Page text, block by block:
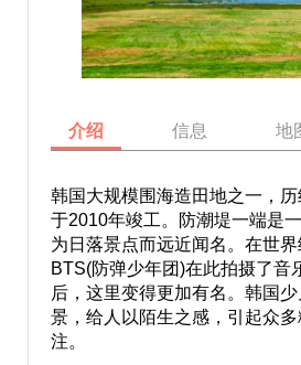
介绍 信息 地
韩国大规模围海造田地之一，历
于2010年竣工。防潮堤一端是
为日落景点而远近闻名。在世
BTS(防弹少年团)在此拍摄了音
后，这里变得更加有名。韩国
景，给人以陌生之感，引起众
注。